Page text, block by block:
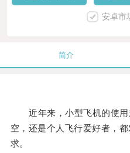
安卓市
简介
近年来，小型飞机的使用
空，还是个人飞行爱好者，
求。